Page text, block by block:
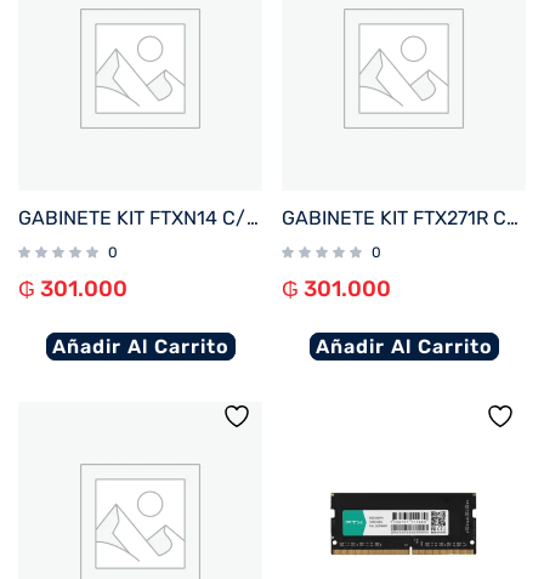
GABINETE KIT FTXN14 C/FUENTE 500W MOUSE+TECL+SPK+LATERAL TRANSP MATX/MITX
0
₲ 301.000
Añadir Al Carrito
GABINETE KIT FTX271R C/FUENTE 500W MOUSE+TECL+SPK+LATERAL TRANSP MATX/MITX
0
₲ 301.000
Añadir Al Carrito